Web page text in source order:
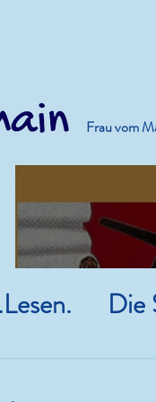
Frau vom
Die